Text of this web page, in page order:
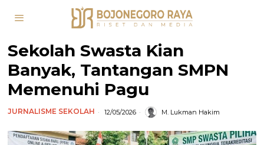
Sekolah Swasta Kian
Banyak, Tantangan SMPN
Memenuhi Pagu
JURNALISME SEKOLAH 12/05/2026 M. Lukman Hakim